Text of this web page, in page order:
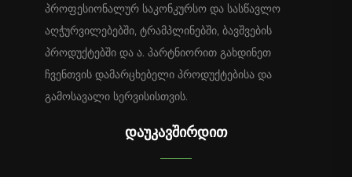
პროფესიონალურ საკონკურსო და სასწავლო
აღჭურვილებებში, ტრამპლინებში, ბავშვების
პროდუქტებში და ა. პარტნიორით გახდინეთ
ჩვენთვის დამარცხებელი პროდუქტებისა და
გამოსავალი სერვისისთვის.
ᲓᲐᲣᲙᲐᲕᲨᲘᲠᲓᲘᲗ